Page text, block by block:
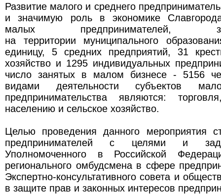
Развитие малого и среднего
и значимую роль в экономике
малых предпринимателей,
на территории муниципального
единицу, 5 средних предприятий, 31
хозяйство и 1295 индивидуальных
число занятых в малом бизнесе - 5156
видами деятельности субъектов
предпринимательства являются:
населению и сельское хозяйство.
Целью проведения данного мероприятия
предпринимателей с целями и
Уполномоченного в Российской
регионального омбудсмена в сфере
Экспертно-консультативного совета и
в защите прав и законных интересов